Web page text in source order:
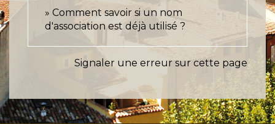
Comment savoir si un nom
d'association est déjà utilisé ?
Signaler une erreur sur cette page